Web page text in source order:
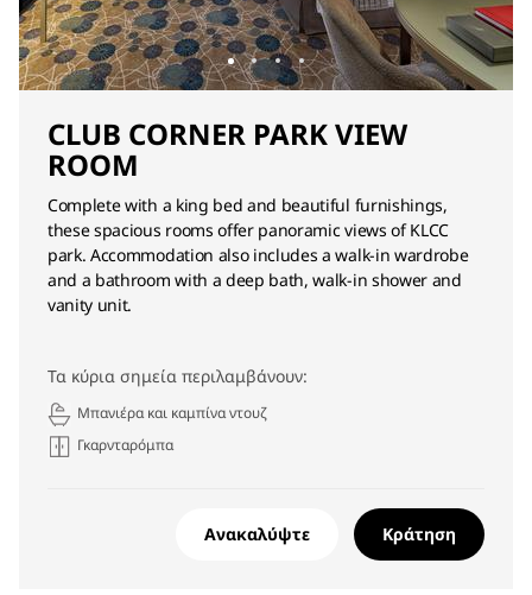
CLUB CORNER PARK VIEW
ROOM
Complete with a king bed and beautiful furnishings,
these spacious rooms offer panoramic views of KLCC
park. Accommodation also includes a walk-in wardrobe
and a bathroom with a deep bath, walk-in shower and
vanity unit.
Τα κύρια σημεία περιλαμβάνουν:
Μπανιέρα και καμπίνα ντουζ
Γκαρνταρόμπα
Ανακαλύψτε Κράτηση